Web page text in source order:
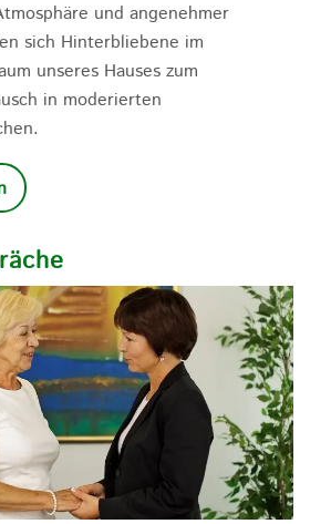
und angenehmer
sich Hinterbliebene im
unseres Hauses zum
in moderierten